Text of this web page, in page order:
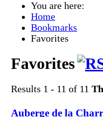
You are here:
Home
Bookmarks
Favorites
Favorites
Results 1 - 11 of 11
Auberge de la